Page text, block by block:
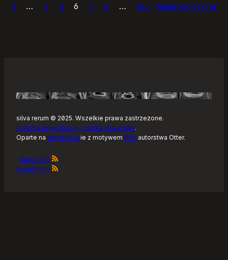
1
… 4 5 6 7 8 … 125 Następna strona
silva rerum © 2025. Wszelkie prawa zastrzeżone.
Polityka prywatności, ciastka i takie tam.
Oparte na WordPressie z motywem Raft autorstwa Otter.
Kanał RSS
Kanał Atom